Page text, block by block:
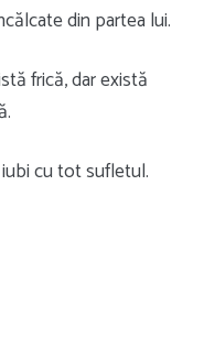
din partea lui.
frică, dar există
cu tot sufletul.